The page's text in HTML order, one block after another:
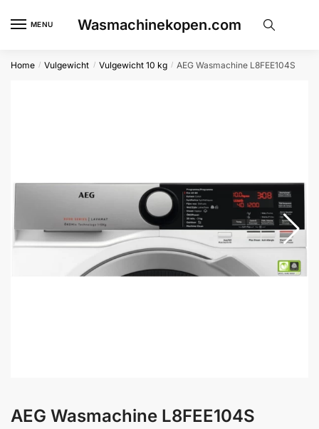
MENU Wasmachinekopen.com
Home / Vulgewicht / Vulgewicht 10 kg / AEG Wasmachine L8FEE104S
AEG Wasmachine L8FEE104S